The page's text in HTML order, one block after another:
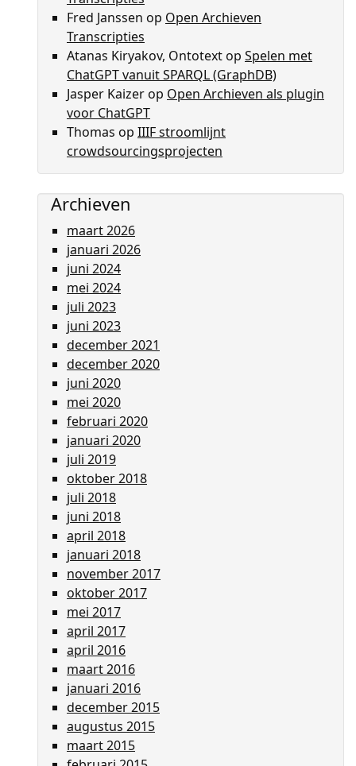
Fred Janssen op Open Archieven
Transcripties
Atanas Kiryakov, Ontotextop Spelen met
ChatGPT vanuit SPARQL (GraphDB)
Jasper Kaizerop Open Archieven als plugin
voor ChatGPT
Thomas op IIIF stroomlijnt
crowdsourcingsprojecten
Archieven
maart 2026
januari 2026
juni 2024
mei 2024
juli 2023
juni 2023
december 2021
december 2020
juni 2020
mei 2020
februari 2020
januari 2020
juli 2019
oktober 2018
juli 2018
juni 2018
april 2018
januari 2018
november 2017
oktober 2017
mei 2017
april 2017
april 2016
maart 2016
januari 2016
december 2015
augustus 2015
maart 2015